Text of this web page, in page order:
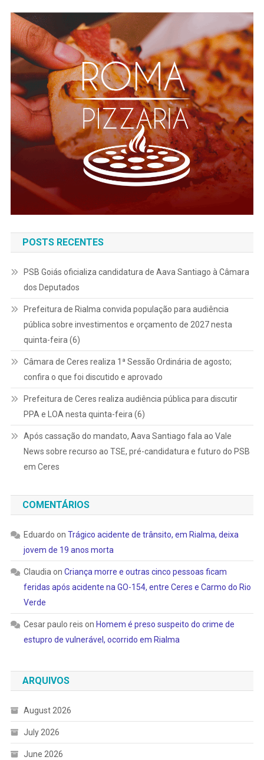
POSTS RECENTES
PSB Goiás oficializa candidatura de Aava Santiago à Câmara
dos Deputados
Prefeitura de Rialma convida população para audiência
pública sobre investimentos e orçamento de 2027 nesta
quinta-feira (6)
Câmara de Ceres realiza 1ª Sessão Ordinária de agosto;
confira o que foi discutido e aprovado
Prefeitura de Ceres realiza audiência pública para discutir
PPA e LOA nesta quinta-feira (6)
Após cassação do mandato, Aava Santiago fala ao Vale
News sobre recurso ao TSE, pré-candidatura e futuro do PSB
em Ceres
COMENTÁRIOS
Eduardo on Trágico acidente de trânsito, em Rialma, deixa
jovem de 19 anos morta
Claudiaon Criança morre e outras cinco pessoas ficam
feridas após acidente na GO-154, entre Ceres e Carmo do Rio
Verde
Cesar paulo reis on Homem é preso suspeito do crime de
estupro de vulnerável, ocorrido em Rialma
ARQUIVOS
August 2026
July 2026
June 2026